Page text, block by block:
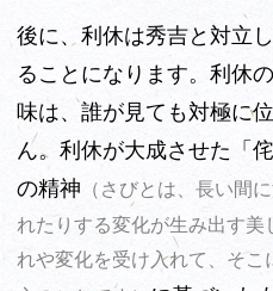
後に、利休は秀吉と対立
ることになります。利休
味は、誰が見ても対極に
ん。利休が大成させた「
の精神 （さびとは、長い間
れたりする変化が生み出す
れや変化を受け入れて、そこ